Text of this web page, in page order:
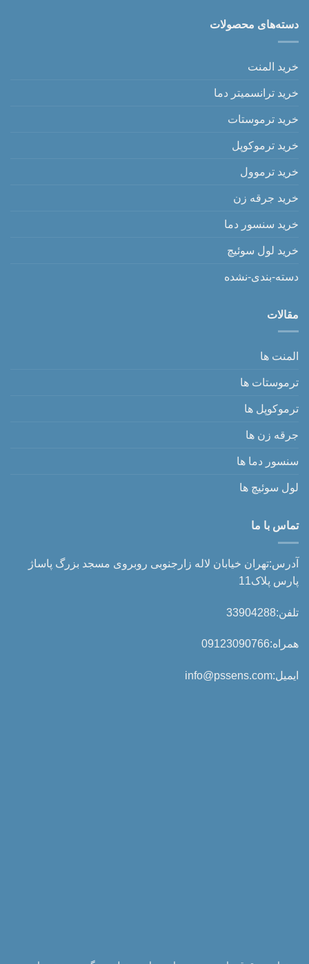
دسته‌های محصولات
خرید المنت
خرید ترانسمیتر دما
خرید ترموستات
خرید ترموکوپل
خرید ترموول
خرید جرقه زن
خرید سنسور دما
خرید لول سوئیچ
دسته-بندی-نشده
مقالات
المنت ها
ترموستات ها
ترموکوپل ها
جرقه زن ها
سنسور دما ها
لول سوئیچ ها
تماس با ما
آدرس:تهران خیابان لاله زارجنوبی روبروی مسجد بزرگ پاساژ
پارس پلاک11
تلفن:33904288
همراه:09123090766
ایمیل:info@pssens.com